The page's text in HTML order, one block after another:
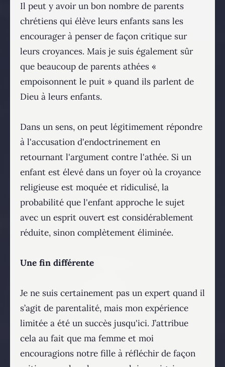
Il peut y avoir un bon nombre de parents
chrétiens qui élève leurs enfants sans les
encourager à penser de façon critique sur
leurs croyances. Mais je suis également sûr
que beaucoup de parents athées «
empoisonnent le puit » quand ils parlent de
Dieu à leurs enfants.
Dans un sens, on peut légitimement répondre
à l'accusation d'endoctrinement en
retournant l'argument contre l'athée. Si un
enfant est élevé dans un foyer où la croyance
religieuse est moquée et ridiculisé, la
probabilité que l'enfant approche le sujet
avec un esprit ouvert est considérablement
réduite, sinon complètement éliminée.
Une fin différente
Je ne suis certainement pas un expert quand il
s’agit de parentalité, mais mon expérience
limitée a été un succès jusqu'ici. J’attribue
cela au fait que ma femme et moi
encouragions notre fille à réfléchir de façon